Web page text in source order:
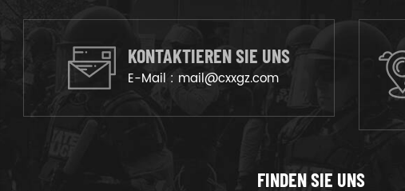
KONTAKTIEREN SIE UNS
E-Mail : mail@cxxgz.com
FINDEN SIE UNS